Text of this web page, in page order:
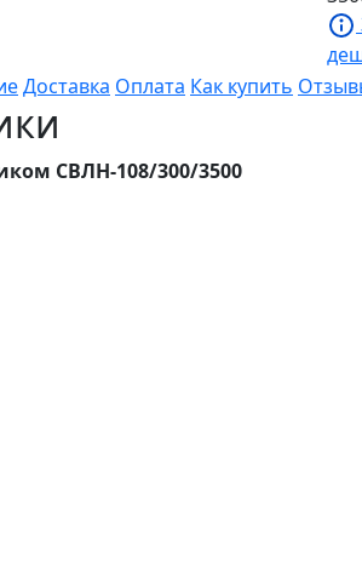
Доставка Оплата Как купить
СВЛН-108/300/3500